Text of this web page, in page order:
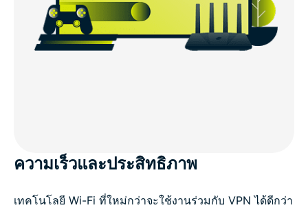
ความเร็วและประสิทธิภาพ
เทคโนโลยี Wi-Fi ที่ใหม่กว่าจะใช้งานร่วมกับ VPN ได้ดีกว่า